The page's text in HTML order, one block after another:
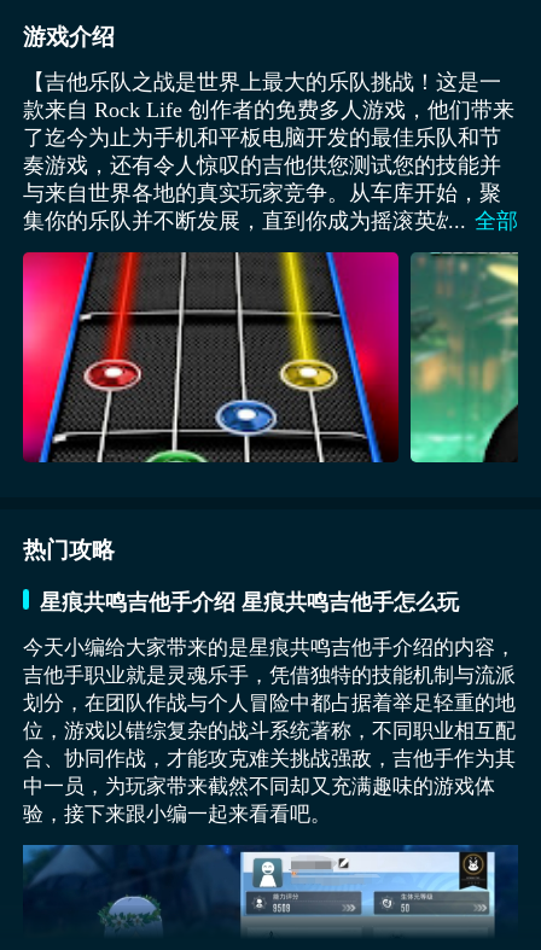
游戏介绍
【吉他乐队之战是世界上最大的乐队挑战！这是一
款来自 Rock Life 创作者的免费多人游戏，他们带来
了迄今为止为手机和平板电脑开发的最佳乐队和节
奏游戏，还有令人惊叹的吉他供您测试您的技能并
与来自世界各地的真实玩家竞争。从车库开始，聚
集你的乐队并不断发展，直到你成为摇滚英雄，穿
过多个舞台、体育场和竞技场，演奏著名的曲子，
直到你到达名人堂的顶端。购买几把吉他，聘请音
乐家，让你的乐队出名，征服数百万粉丝，让自己
成为音乐巨星！ 特点： • 收集和定制超级精致的独
特吉他。 • 在车库里组建你的乐队，通过表演、录
制专辑和发展壮大自己的乐队和视频剪辑。 • 经历
不同的舞台和场地，直到登上顶峰并成为音乐明
星。 • 购买贝斯、鼓、踏板和扩音器来提高您的技
能。 • 聘请贝斯手、鼓手、吉他手和主唱，组建自
... 全部
热门攻略
星痕共鸣吉他手介绍 星痕共鸣吉他手怎么玩
今天小编给大家带来的是星痕共鸣吉他手介绍的内容，
吉他手职业就是灵魂乐手，凭借独特的技能机制与流派
划分，在团队作战与个人冒险中都占据着举足轻重的地
位，游戏以错综复杂的战斗系统著称，不同职业相互配
合、协同作战，才能攻克难关挑战强敌，吉他手作为其
中一员，为玩家带来截然不同却又充满趣味的游戏体
验，接下来跟小编一起来看看吧。